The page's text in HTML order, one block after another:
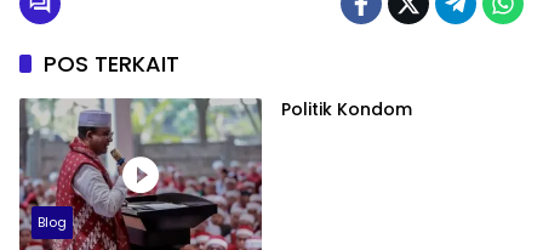
POS TERKAIT
Blog
Politik Kondom